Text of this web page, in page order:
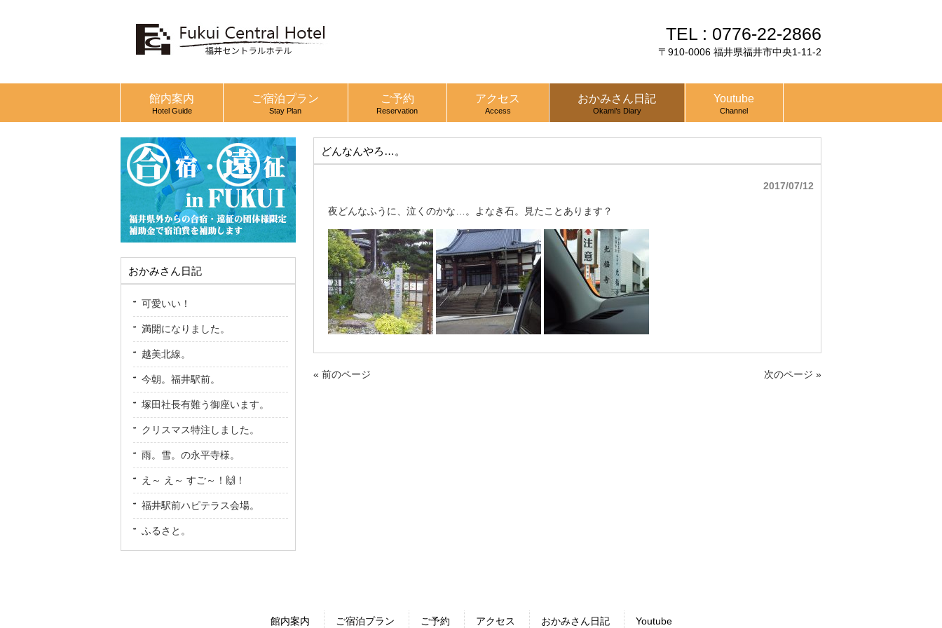
TEL : 0776-22-2866
〒910-0006 福井県福井市中央1-11-2
館内案内
Hotel Guide
ご宿泊プラン
Stay Plan
ご予約
Reservation
アクセス
Access
おかみさん日記
Okami’s Diary
Youtube
Channel
どんなんやろ…。
2017/07/12
夜どんなふうに、泣くのかな…。よなき石。見たことあります？
« 前のページ 次のページ »
おかみさん日記
可愛いい！
満開になりました。
越美北線。
今朝。福井駅前。
塚田社長有難う御座います。
クリスマス特注しました。
雨。雪。の永平寺様。
え～ え～ すご～！🙌！
福井駅前ハピテラス会場。
ふるさと。
館内案内 ご宿泊プラン ご予約 アクセス おかみさん日記 Youtube